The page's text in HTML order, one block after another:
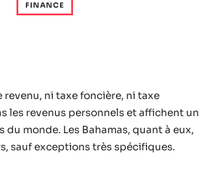
FINANCE
ni taxe foncière, ni taxe
les revenus personnels et affichent un
monde. Les Bahamas, quant à eux,
sauf exceptions très spécifiques.